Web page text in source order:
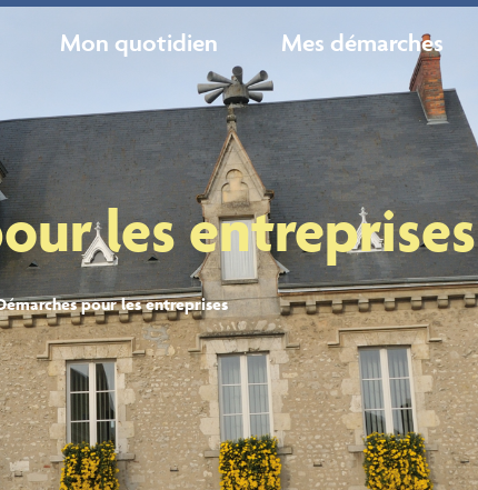
Mon quotidien Mes démarches
les entreprises
pour les entreprises